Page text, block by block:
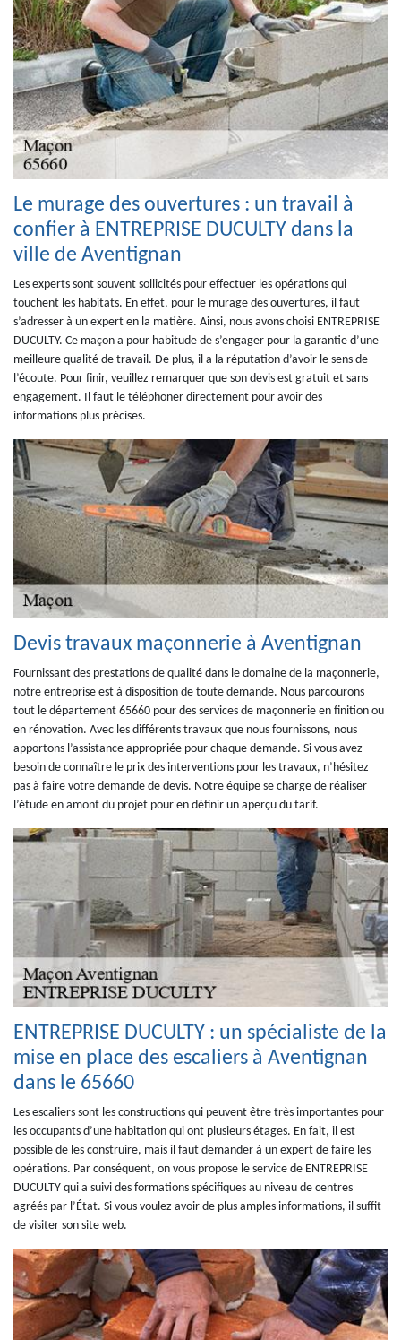
Le murage des ouvertures : un travail à
confier à ENTREPRISE DUCULTY dans la
ville de Aventignan
Les experts sont souvent sollicités pour effectuer les opérations qui
touchent les habitats. En effet, pour le murage des ouvertures, il faut
s’adresser à un expert en la matière. Ainsi, nous avons choisi ENTREPRISE
DUCULTY. Ce maçon a pour habitude de s’engager pour la garantie d’une
meilleure qualité de travail. De plus, il a la réputation d’avoir le sens de
l’écoute. Pour finir, veuillez remarquer que son devis est gratuit et sans
engagement. Il faut le téléphoner directement pour avoir des
informations plus précises.
Devis travaux maçonnerie à Aventignan
Fournissant des prestations de qualité dans le domaine de la maçonnerie,
notre entreprise est à disposition de toute demande. Nous parcourons
tout le département 65660 pour des services de maçonnerie en finition ou
en rénovation. Avec les différents travaux que nous fournissons, nous
apportons l’assistance appropriée pour chaque demande. Si vous avez
besoin de connaître le prix des interventions pour les travaux, n’hésitez
pas à faire votre demande de devis. Notre équipe se charge de réaliser
l’étude en amont du projet pour en définir un aperçu du tarif.
ENTREPRISE DUCULTY : un spécialiste de la
mise en place des escaliers à Aventignan
dans le 65660
Les escaliers sont les constructions qui peuvent être très importantes pour
les occupants d’une habitation qui ont plusieurs étages. En fait, il est
possible de les construire, mais il faut demander à un expert de faire les
opérations. Par conséquent, on vous propose le service de ENTREPRISE
DUCULTY qui a suivi des formations spécifiques au niveau de centres
agréés par l’État. Si vous voulez avoir de plus amples informations, il suffit
de visiter son site web.